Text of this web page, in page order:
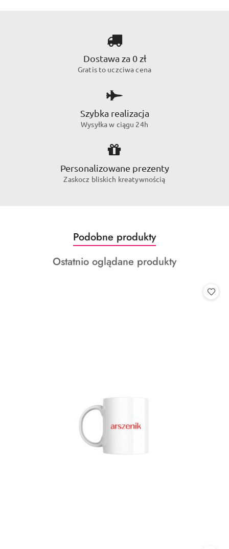
Dostawa za 0 zł
Gratis to uczciwa cena
Szybka realizacja
Wysyłka w ciągu 24h
Personalizowane prezenty
Zaskocz bliskich kreatywnością
Pomiń karuzelę produktów
Produkty
o
statusie:
Podobne produkty
Produkty
Ostatnio oglądane produkty